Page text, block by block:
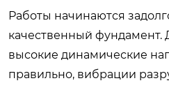
Работы начинаются
качественный фундамент.
высокие динамические
правильно, вибрации